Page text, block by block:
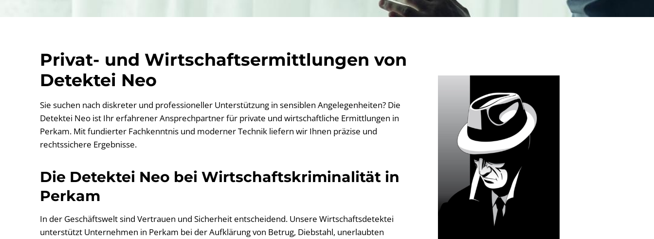
Privat- und Wirtschaftsermittlungen von
Detektei Neo
Sie suchen nach diskreter und professioneller Unterstützung in sensiblen Angelegenheiten? Die
Detektei Neo ist Ihr erfahrener Ansprechpartner für private und wirtschaftliche Ermittlungen in
Perkam. Mit fundierter Fachkenntnis und moderner Technik liefern wir Ihnen präzise und
rechtssichere Ergebnisse.
Die Detektei Neo bei Wirtschaftskriminalität in
Perkam
In der Geschäftswelt sind Vertrauen und Sicherheit entscheidend. Unsere Wirtschaftsdetektei
unterstützt Unternehmen in Perkam bei der Aufklärung von Betrug, Diebstahl, unerlaubten